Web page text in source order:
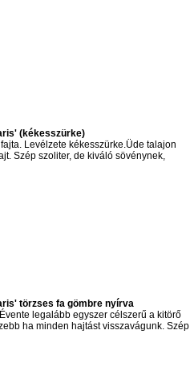
(kékesszürke)
Levélzete kékesszürke.Üde talajon
Szép szoliter, de kiváló sövénynek,
törzses fa gömbre nyírva
legalább egyszer célszerű a kitörő
ha minden hajtást visszavágunk. Szép